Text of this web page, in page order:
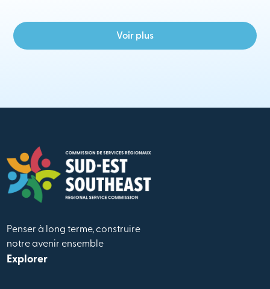
Voir plus
Penser à long terme, construire
notre avenir ensemble
Explorer